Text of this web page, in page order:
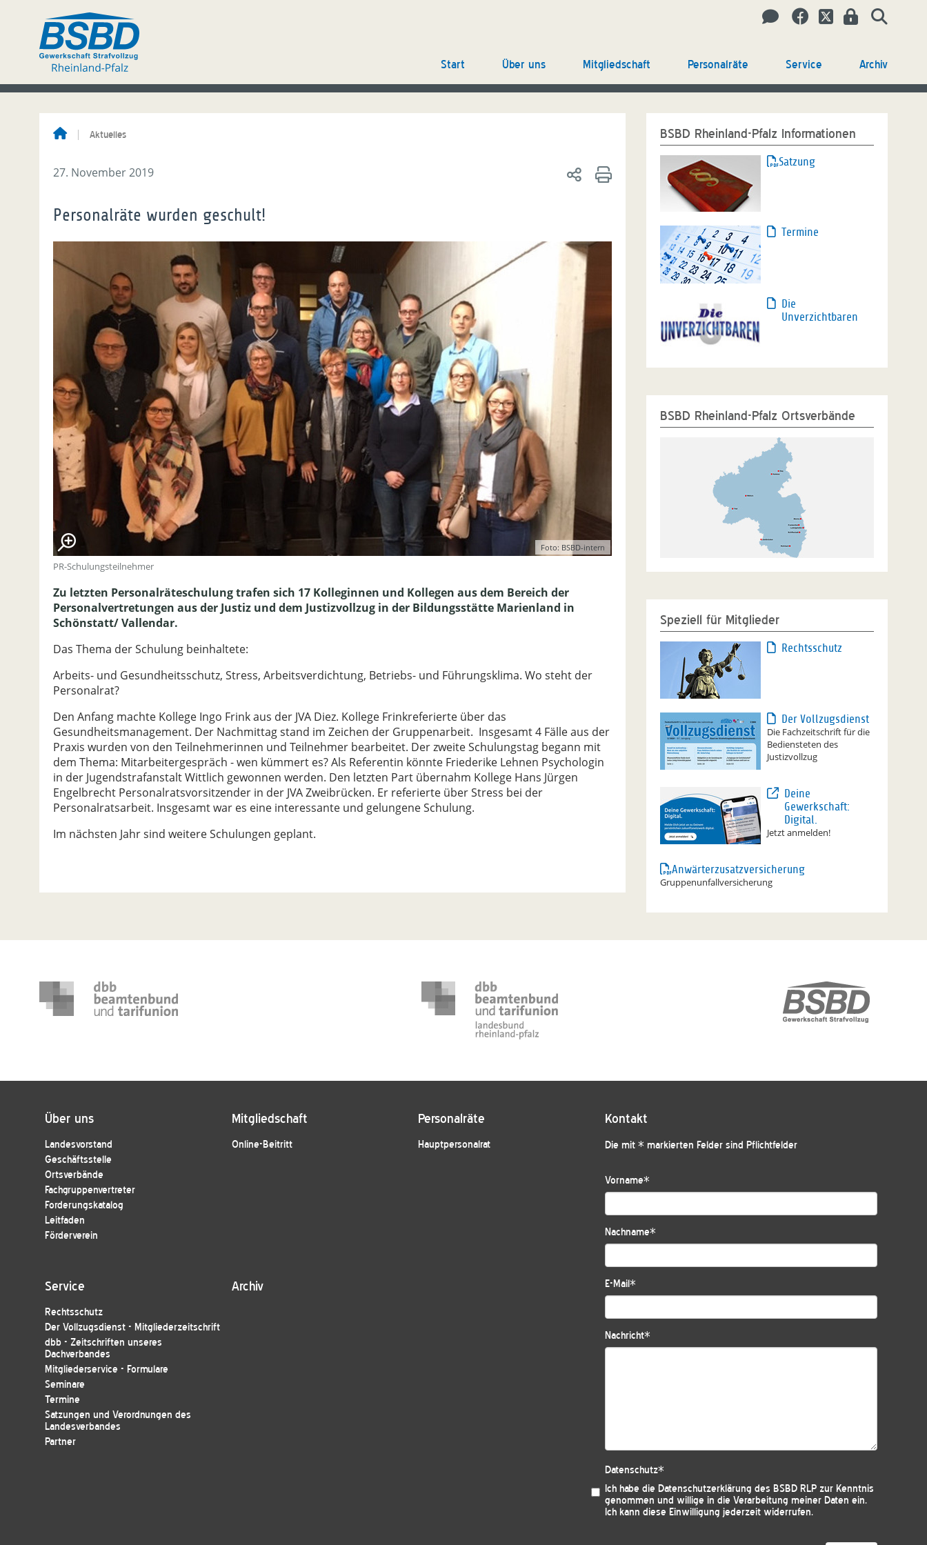
Start Über uns Mitgliedschaft Personalräte Service Archiv
Aktuelles
27. November 2019
Personalräte wurden geschult!
Foto: BSBD-intern
PR-Schulungsteilnehmer
Zu letzten Personalräteschulung trafen sich 17 Kolleginnen und Kollegen aus dem Bereich der
Personalvertretungen aus der Justiz und dem Justizvollzug in der Bildungsstätte Marienland in
Schönstatt/ Vallendar.
Das Thema der Schulung beinhaltete:
Arbeits- und Gesundheitsschutz, Stress, Arbeitsverdichtung, Betriebs- und Führungsklima. Wo steht der
Personalrat?
Den Anfang machte Kollege Ingo Frink aus der JVA Diez. Kollege Frinkreferierte über das
Gesundheitsmanagement. Der Nachmittag stand im Zeichen der Gruppenarbeit. Insgesamt 4 Fälle aus der
Praxis wurden von den Teilnehmerinnen und Teilnehmer bearbeitet. Der zweite Schulungstag begann mit
dem Thema: Mitarbeitergespräch - wen kümmert es? Als Referentin könnte Friederike Lehnen Psychologin
in der Jugendstrafanstalt Wittlich gewonnen werden. Den letzten Part übernahm Kollege Hans Jürgen
Engelbrecht Personalratsvorsitzender in der JVA Zweibrücken. Er referierte über Stress bei der
Personalratsarbeit. Insgesamt war es eine interessante und gelungene Schulung.
Im nächsten Jahr sind weitere Schulungen geplant.
BSBD Rheinland-Pfalz Informationen
Satzung
Termine
Die
Unverzichtbaren
BSBD Rheinland-Pfalz Ortsverbände
Speziell für Mitglieder
Rechtsschutz
Der Vollzugsdienst
Die Fachzeitschrift für die
Bediensteten des
Justizvollzug
Deine
Gewerkschaft:
Digital.
Jetzt anmelden!
Anwärterzusatzversicherung
Gruppenunfallversicherung
Über uns
Landesvorstand
Geschäftsstelle
Ortsverbände
Fachgruppenvertreter
Forderungskatalog
Leitfaden
Förderverein
Mitgliedschaft
Online-Beitritt
Personalräte
Hauptpersonalrat
Service
Rechtsschutz
Der Vollzugsdienst - Mitgliederzeitschrift
dbb - Zeitschriften unseres
Dachverbandes
Mitgliederservice - Formulare
Seminare
Termine
Satzungen und Verordnungen des
Landesverbandes
Partner
Archiv
Kontakt
Die mit * markierten Felder sind Pflichtfelder
Vorname*
Nachname*
E-Mail*
Nachricht*
Datenschutz*
Ich habe die Datenschutzerklärung des BSBD RLP zur Kenntnis
genommen und willige in die Verarbeitung meiner Daten ein.
Ich kann diese Einwilligung jederzeit widerrufen.